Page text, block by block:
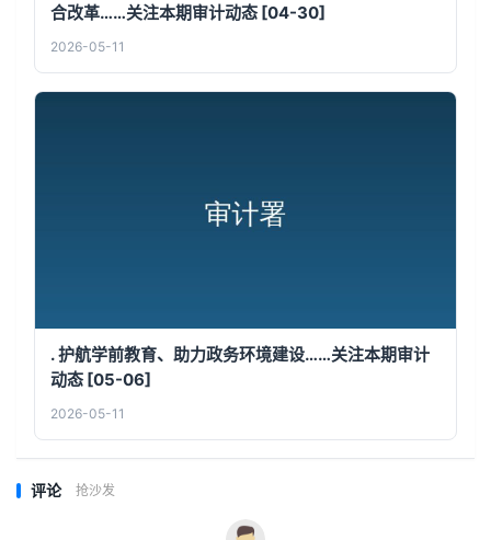
合改革……关注本期审计动态 [04-30]
2026-05-11
. 护航学前教育、助力政务环境建设……关注本期审计
动态 [05-06]
2026-05-11
评论 抢沙发